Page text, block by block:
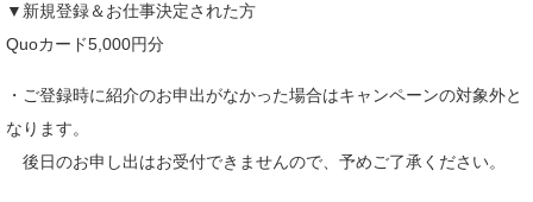
▼新規登録＆お仕事決定された方
Quoカード5,000円分
・ご登録時に紹介のお申出がなかった場合はキャンペーンの対象外と
なります。
後日のお申し出はお受付できませんので、予めご了承ください。